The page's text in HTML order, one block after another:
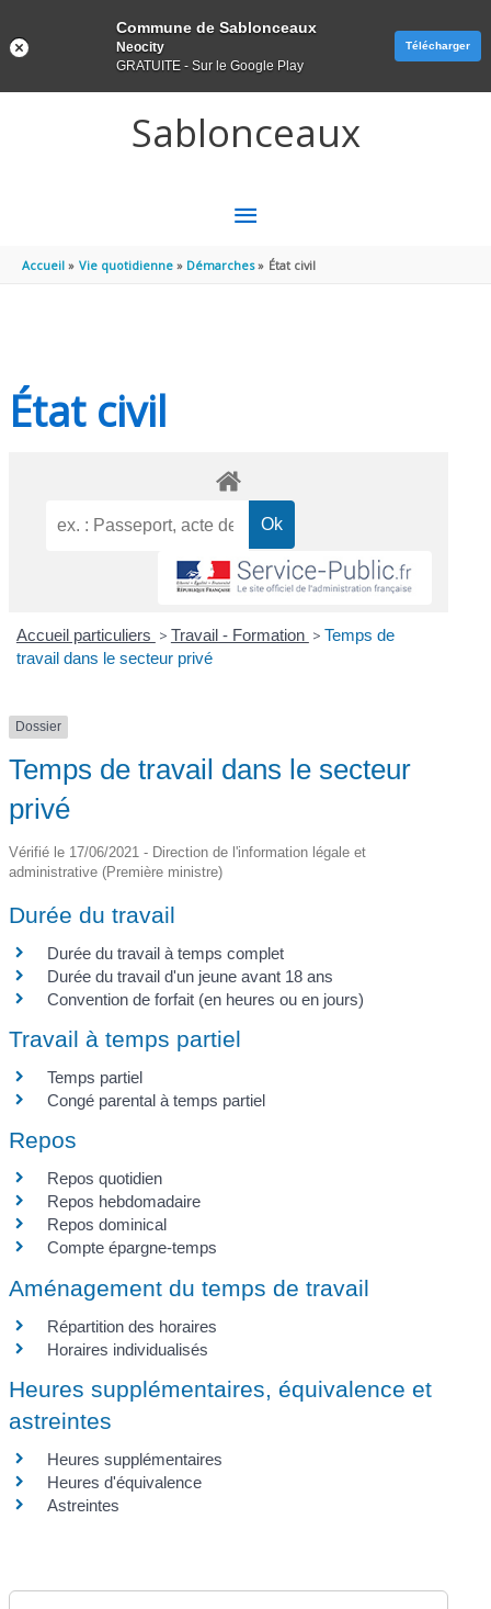
Sablonceaux
MENU
PRINCIPAL
Accueil Vie quotidienne Démarches État civil
État civil
Accueil particuliers > Travail - Formation > Temps de
travail dans le secteur privé
Dossier
Temps de travail dans le secteur
privé
Vérifié le 17/06/2021 - Direction de l'information légale et
administrative (Première ministre)
Durée du travail
Durée du travail à temps complet
Durée du travail d'un jeune avant 18 ans
Convention de forfait (en heures ou en jours)
Travail à temps partiel
Temps partiel
Congé parental à temps partiel
Repos
Repos quotidien
Repos hebdomadaire
Repos dominical
Compte épargne-temps
Aménagement du temps de travail
Répartition des horaires
Horaires individualisés
Heures supplémentaires, équivalence et
astreintes
Heures supplémentaires
Heures d'équivalence
Astreintes
Commune de Sablonceaux
Neocity
GRATUITE - Sur le Google Play
Télécharger